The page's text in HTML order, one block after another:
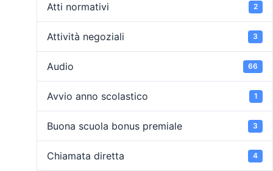
Atti normativi 2
Attività negoziali 3
Audio 66
Avvio anno scolastico 1
Buona scuola bonus premiale 3
Chiamata diretta 4